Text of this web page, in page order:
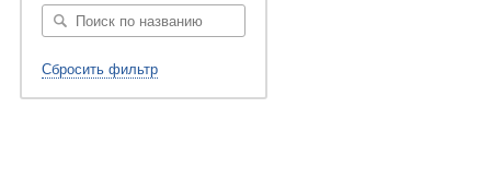
Сбросить фильтр